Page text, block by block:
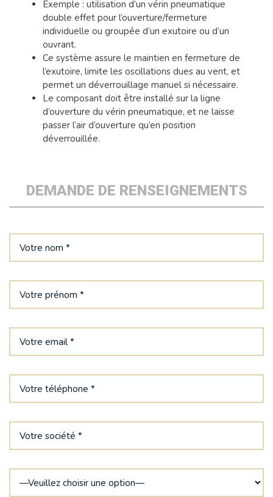
Exemple : utilisation d’un vérin pneumatique
double effet pour l’ouverture/fermeture
individuelle ou groupée d’un exutoire ou d’un
ouvrant.
Ce système assure le maintien en fermeture de
l’exutoire, limite les oscillations dues au vent, et
permet un déverrouillage manuel si nécessaire.
Le composant doit être installé sur la ligne
d’ouverture du vérin pneumatique, et ne laisse
passer l’air d’ouverture qu’en position
déverrouillée.
DEMANDE DE RENSEIGNEMENTS